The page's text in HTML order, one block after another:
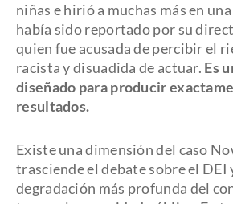
niñas e hirió a muchas más en
había sido reportado por su
quien fue acusada de percibir el
racista y disuadida de actuar. Es
diseñado para producir
resultados.
Existe una dimensión del caso
trasciende el debate sobre el DEI
degradación más profunda del